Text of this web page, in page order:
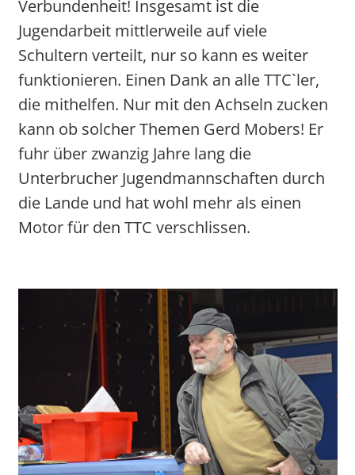
Verbundenheit! Insgesamt ist die
Jugendarbeit mittlerweile auf viele
Schultern verteilt, nur so kann es weiter
funktionieren. Einen Dank an alle TTC`ler,
die mithelfen. Nur mit den Achseln zucken
kann ob solcher Themen Gerd Mobers! Er
fuhr über zwanzig Jahre lang die
Unterbrucher Jugendmannschaften durch
die Lande und hat wohl mehr als einen
Motor für den TTC verschlissen.